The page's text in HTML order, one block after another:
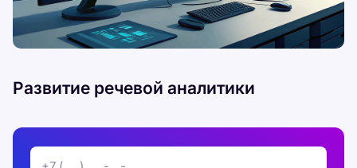
Развитие речевой аналитики